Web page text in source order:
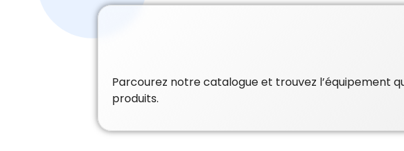
Parcourez notre catalogue et trouvez l’équipement
produits.